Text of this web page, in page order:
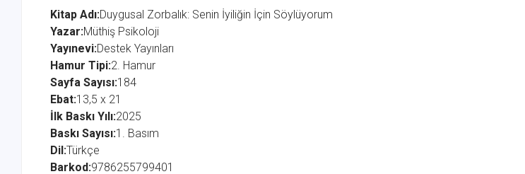
Kitap Adı:Duygusal Zorbalık: Senin İyiliğin İçin Söylüyorum
Yazar:Müthiş Psikoloji
Yayınevi:Destek Yayınları
Hamur Tipi:2. Hamur
Sayfa Sayısı:184
Ebat:13,5 x 21
İlk Baskı Yılı:2025
Baskı Sayısı:1. Basım
Dil:Türkçe
Barkod:9786255799401